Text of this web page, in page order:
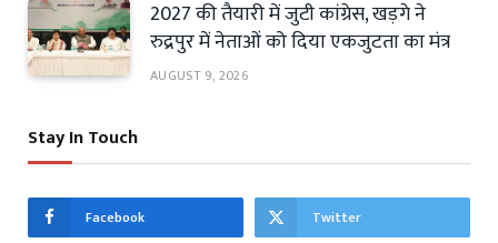
2027 की तैयारी में जुटी कांग्रेस, खड़गे ने
रुद्रपुर में नेताओं को दिया एकजुटता का मंत्र
AUGUST 9, 2026
Stay In Touch
Facebook Twitter